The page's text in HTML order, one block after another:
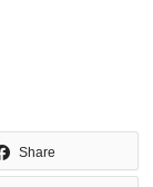
Share